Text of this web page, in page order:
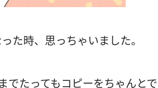
た時、思っちゃいました。
でたってもコピーをちゃんとで